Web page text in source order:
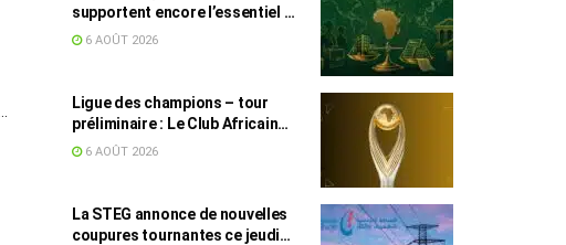
supportent encore l’essentiel de
l’effort fiscal en Tunisie
6 AOÛT 2026
Ligue des champions – tour
préliminaire : Le Club Africain
face au Djoliba AC
6 AOÛT 2026
La STEG annonce de nouvelles
coupures tournantes ce jeudi